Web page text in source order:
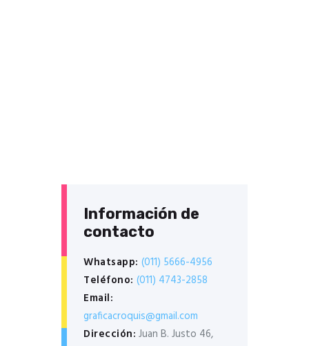
Información de
contacto
Whatsapp: (011) 5666-4956
Teléfono: (011) 4743-2858
Email:
graficacroquis@gmail.com
Dirección: Juan B. Justo 46,